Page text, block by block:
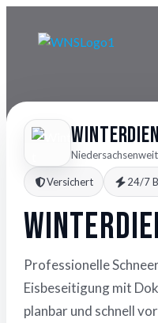
Versichert 24/7
Professionelle
Eisbeseitigung mit
planbar und schnell